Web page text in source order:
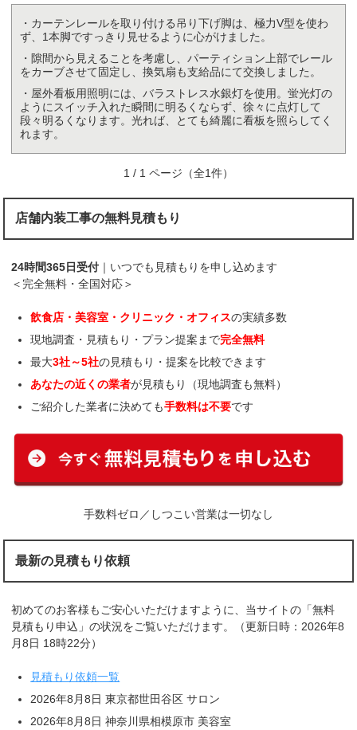
・カーテンレールを取り付ける吊り下げ脚は、極力V型を使わ
ず、1本脚ですっきり見せるように心がけました。
・隙間から見えることを考慮し、パーティション上部でレール
をカーブさせて固定し、換気扇も支給品にて交換しました。
・屋外看板用照明には、バラストレス水銀灯を使用。蛍光灯の
ようにスイッチ入れた瞬間に明るくならず、徐々に点灯して
段々明るくなります。光れば、とても綺麗に看板を照らしてく
れます。
1 / 1 ページ（全1件）
店舗内装工事の無料見積もり
24時間365日受付 ｜いつでも見積もりを申し込めます
＜完全無料・全国対応＞
飲食店・美容室・クリニック・オフィスの実績多数
現地調査・見積もり・プラン提案まで完全無料
最大3社～5社の見積もり・提案を比較できます
あなたの近くの業者が見積もり（現地調査も無料）
ご紹介した業者に決めても手数料は不要です
手数料ゼロ／しつこい営業は一切なし
最新の見積もり依頼
初めてのお客様もご安心いただけますように、当サイトの「無料
見積もり申込」の状況をご覧いただけます。（更新日時：2026年8
月8日 18時22分）
見積もり依頼一覧
2026年8月8日 東京都世田谷区 サロン
2026年8月8日 神奈川県相模原市 美容室